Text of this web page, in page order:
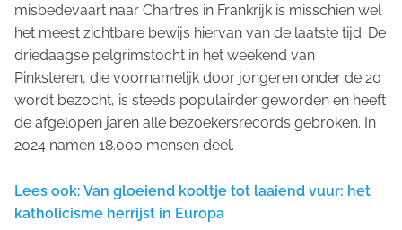
misbedevaart naar Chartres in Frankrijk is misschien wel
het meest zichtbare bewijs hiervan van de laatste tijd. De
driedaagse pelgrimstocht in het weekend van
Pinksteren, die voornamelijk door jongeren onder de 20
wordt bezocht, is steeds populairder geworden en heeft
de afgelopen jaren alle bezoekersrecords gebroken. In
2024 namen 18.000 mensen deel.
Lees ook: Van gloeiend kooltje tot laaiend vuur: het
katholicisme herrijst in Europa